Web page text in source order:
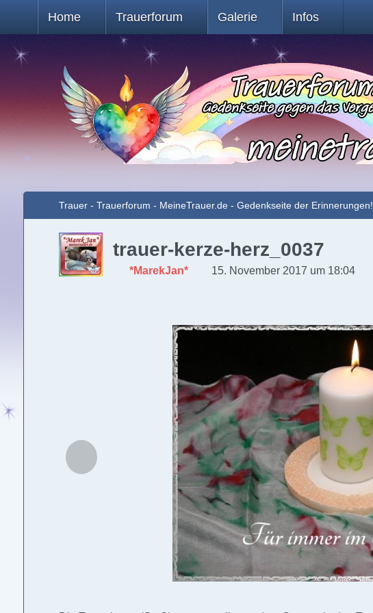
Home Trauerforum Galerie Infos
Trauer - Trauerforum - MeineTrauer.de - Gedenkseite der Erinnerungen!
trauer-kerze-herz_0037
*MarekJan* 15. November 2017 um 18:04